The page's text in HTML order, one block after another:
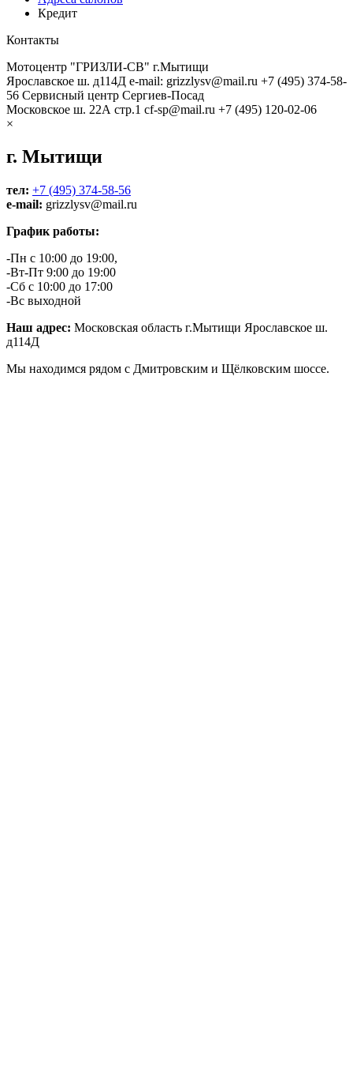
Кредит
Контакты
Мотоцентр "ГРИЗЛИ-СВ" г.Мытищи
Ярославское ш. д114Д e-mail: grizzlysv@mail.ru +7 (495) 374-58-
56 Сервисный центр Сергиев-Посад
Московское ш. 22А стр.1 cf-sp@mail.ru +7 (495) 120-02-06
×
г. Мытищи
тел: +7 (495) 374-58-56
e-mail: grizzlysv@mail.ru
График работы:
-Пн с 10:00 до 19:00,
-Вт-Пт 9:00 до 19:00
-Сб с 10:00 до 17:00
-Вс выходной
Наш адрес: Московская область г.Мытищи Ярославское ш.
д114Д
Мы находимся рядом с Дмитровским и Щёлковским шоссе.